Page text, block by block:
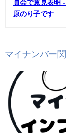
員会で意見表明
原のり子です
マイナンバー